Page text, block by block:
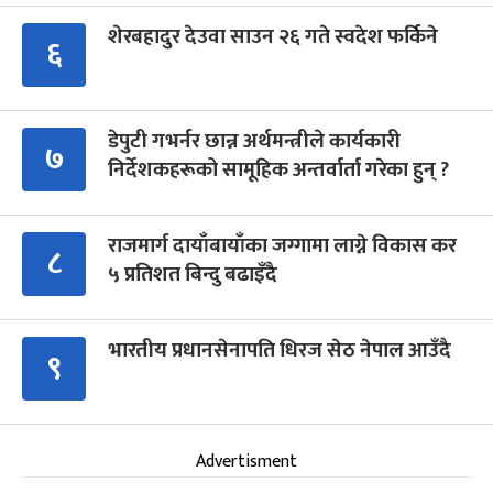
६ शेरबहादुर देउवा साउन २६ गते स्वदेश फर्किने
७
डेपुटी गभर्नर छान्न अर्थमन्त्रीले कार्यकारी
निर्देशकहरूको सामूहिक अन्तर्वार्ता गरेका हुन् ?
८
राजमार्ग दायाँबायाँका जग्गामा लाग्ने विकास कर
५ प्रतिशत बिन्दु बढाइँदै
९ भारतीय प्रधानसेनापति धिरज सेठ नेपाल आउँदै
Advertisment